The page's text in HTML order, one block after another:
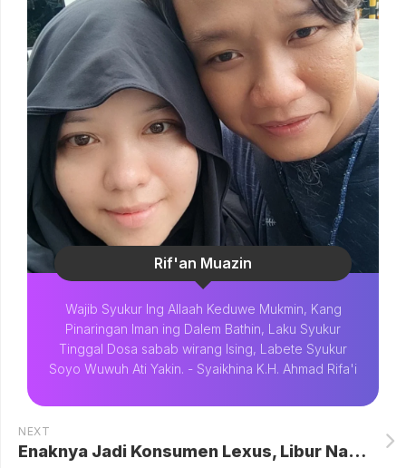
Rif'an Muazin
Wajib Syukur Ing Allaah Keduwe Mukmin, Kang
Pinaringan Iman ing Dalem Bathin, Laku Syukur
Tinggal Dosa sabab wirang Ising, Labete Syukur
Soyo Wuwuh Ati Yakin. - Syaikhina K.H. Ahmad Rifa'i
NEXT
Enaknya Jadi Konsumen Lexus, Libur Nataru Gak Perlu Repot Antre Check-in Pesawat